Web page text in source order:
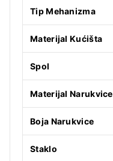
Tip Mehanizma
Materijal Kućišta
Spol
Materijal Narukvice
Boja Narukvice
Staklo